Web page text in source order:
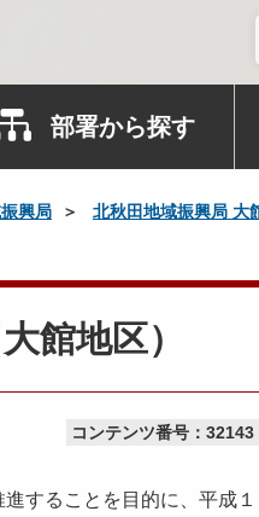
部署から探す
興局 北秋田地域振興局 大
館地区）
コンテンツ番号：32143
することを目的に、平成